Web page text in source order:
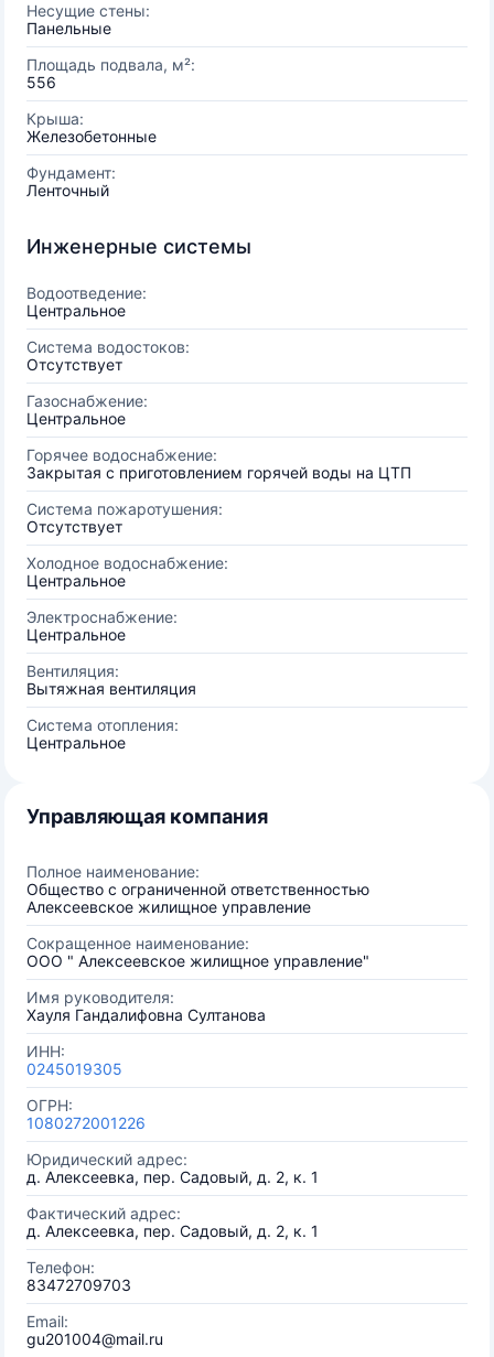
Несущие стены:
Панельные
Площадь подвала, м²:
556
Крыша:
Железобетонные
Фундамент:
Ленточный
Инженерные системы
Водоотведение:
Центральное
Система водостоков:
Отсутствует
Газоснабжение:
Центральное
Горячее водоснабжение:
Закрытая с приготовлением горячей воды на ЦТП
Система пожаротушения:
Отсутствует
Холодное водоснабжение:
Центральное
Электроснабжение:
Центральное
Вентиляция:
Вытяжная вентиляция
Система отопления:
Центральное
Управляющая компания
Полное наименование:
Общество с ограниченной ответственностью
Алексеевское жилищное управление
Сокращенное наименование:
ООО " Алексеевское жилищное управление"
Имя руководителя:
Хауля Гандалифовна Султанова
ИНН:
0245019305
ОГРН:
1080272001226
Юридический адрес:
д. Алексеевка, пер. Садовый, д. 2, к. 1
Фактический адрес:
д. Алексеевка, пер. Садовый, д. 2, к. 1
Телефон:
83472709703
Email:
gu201004@mail.ru